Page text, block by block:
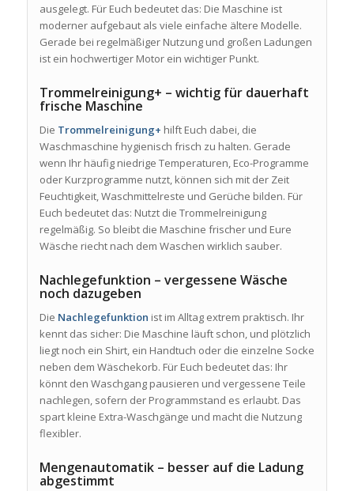
ausgelegt. Für Euch bedeutet das: Die Maschine ist
moderner aufgebaut als viele einfache ältere Modelle.
Gerade bei regelmäßiger Nutzung und großen Ladungen
ist ein hochwertiger Motor ein wichtiger Punkt.
Trommelreinigung+ – wichtig für dauerhaft
frische Maschine
Die Trommelreinigung+ hilft Euch dabei, die
Waschmaschine hygienisch frisch zu halten. Gerade
wenn Ihr häufig niedrige Temperaturen, Eco-Programme
oder Kurzprogramme nutzt, können sich mit der Zeit
Feuchtigkeit, Waschmittelreste und Gerüche bilden. Für
Euch bedeutet das: Nutzt die Trommelreinigung
regelmäßig. So bleibt die Maschine frischer und Eure
Wäsche riecht nach dem Waschen wirklich sauber.
Nachlegefunktion – vergessene Wäsche
noch dazugeben
Die Nachlegefunktion ist im Alltag extrem praktisch. Ihr
kennt das sicher: Die Maschine läuft schon, und plötzlich
liegt noch ein Shirt, ein Handtuch oder die einzelne Socke
neben dem Wäschekorb. Für Euch bedeutet das: Ihr
könnt den Waschgang pausieren und vergessene Teile
nachlegen, sofern der Programmstand es erlaubt. Das
spart kleine Extra-Waschgänge und macht die Nutzung
flexibler.
Mengenautomatik – besser auf die Ladung
abgestimmt